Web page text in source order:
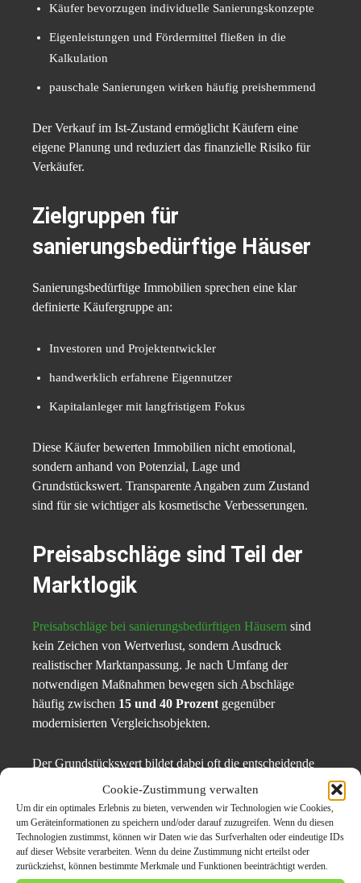
Cookie-Zustimmung verwalten
Um dir ein optimales Erlebnis zu bieten, verwenden wir Technologien wie Cookies,
um Geräteinformationen zu speichern und/oder darauf zuzugreifen. Wenn du diesen
Technologien zustimmst, können wir Daten wie das Surfverhalten oder eindeutige IDs
auf dieser Website verarbeiten. Wenn du deine Zustimmung nicht erteilst oder
zurückziehst, können bestimmte Merkmale und Funktionen beeinträchtigt werden.
Käufer bevorzugen individuelle Sanierungskonzepte
Eigenleistungen und Fördermittel fließen in die
Kalkulation
pauschale Sanierungen wirken häufig preishemmend
Der Verkauf im Ist-Zustand ermöglicht Käufern eine
eigene Planung und reduziert das finanzielle Risiko für
Verkäufer.
Zielgruppen für
sanierungsbedürftige Häuser
Sanierungsbedürftige Immobilien sprechen eine klar
definierte Käufergruppe an:
Investoren und Projektentwickler
handwerklich erfahrene Eigennutzer
Kapitalanleger mit langfristigem Fokus
Diese Käufer bewerten Immobilien nicht emotional,
sondern anhand von Potenzial, Lage und
Grundstückswert. Transparente Angaben zum Zustand
sind für sie wichtiger als kosmetische Verbesserungen.
Preisabschläge sind Teil der
Marktlogik
Preisabschläge bei sanierungsbedürftigen Häusern sind
kein Zeichen von Wertverlust, sondern Ausdruck
realistischer Marktanpassung. Je nach Umfang der
notwendigen Maßnahmen bewegen sich Abschläge
häufig zwischen 15 und 40 Prozent gegenüber
modernisierten Vergleichsobjekten.
Der Grundstückswert bildet dabei oft die entscheidende
Untergrenze. In gefragten Lagen bleibt die Nachfrage
selbst bei hohem Sanierungsbedarf stabil.
Transparenz wird zum